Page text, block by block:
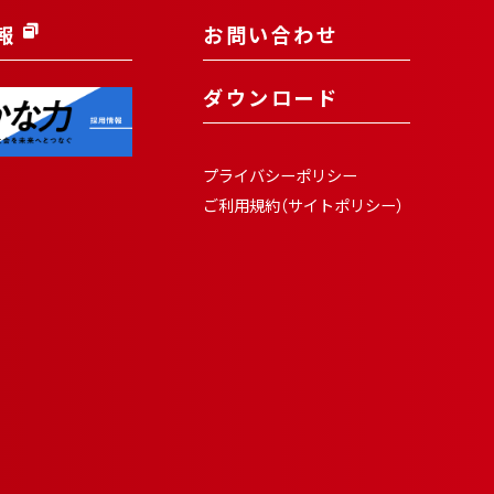
お問い合わせ
ダウンロード
プライバシーポリシー
ご利用規約（サイトポリシー）